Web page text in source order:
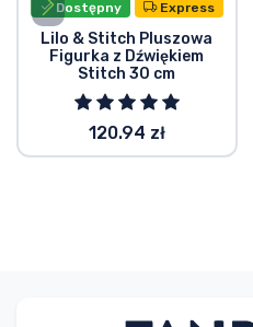
Dostępny Express
Lilo & Stitch Pluszowa
Figurka z Dźwiękiem
Stitch 30 cm
120.94 zł